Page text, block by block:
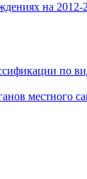
на 2012-
по
местного